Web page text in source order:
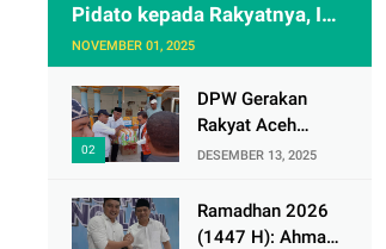
Pidato kepada Rakyatnya, Ini
Teks Lengkapnya
NOVEMBER 01, 2025
DPW Gerakan
Rakyat Aceh
Salurkan Bantuan
Desa Korban
Banjir di Pidie
DESEMBER 13, 2025
Ramadhan 2026
(1447 H): Ahmad